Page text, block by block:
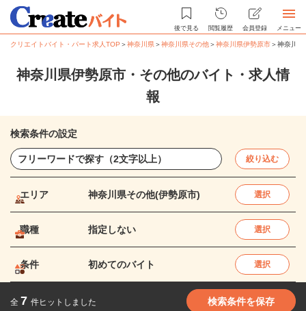
後で見る 閲覧履歴 会員登録 メニュー
クリエイトバイト・パート求人TOP ＞神奈川県＞神奈川県その他＞神奈川県伊勢原市＞神奈川
神奈川県伊勢原市・その他のバイト・求人情
報
検索条件の設定
絞り込む
エリア 神奈川県その他(伊勢原市) 選択
職種 指定しない 選択
条件 初めてのバイト 選択
全 7 件ヒットしました 検索条件を保存